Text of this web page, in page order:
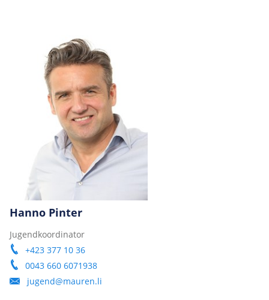
Hanno Pinter
Jugendkoordinator
+423 377 10 36
0043 660 6071938
jugend@mauren.li